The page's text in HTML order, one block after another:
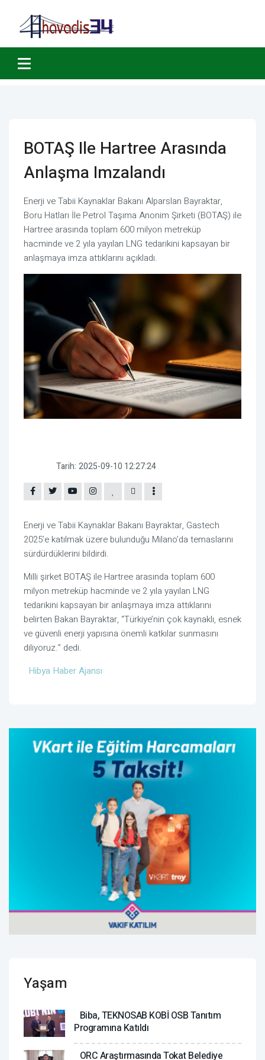
BOTAŞ Ile Hartree Arasında
Anlaşma Imzalandı
Enerji ve Tabii Kaynaklar Bakanı Alparslan Bayraktar,
Boru Hatları İle Petrol Taşıma Anonim Şirketi (BOTAŞ) ile
Hartree arasında toplam 600 milyon metreküp
hacminde ve 2 yıla yayılan LNG tedarikini kapsayan bir
anlaşmaya imza attıklarını açıkladı.
Tarih: 2025-09-10 12:27:24
Enerji ve Tabii Kaynaklar Bakanı Bayraktar, Gastech
2025’e katılmak üzere bulunduğu Milano’da temaslarını
sürdürdüklerini bildirdi.
Milli şirket BOTAŞ ile Hartree arasında toplam 600
milyon metreküp hacminde ve 2 yıla yayılan LNG
tedarikini kapsayan bir anlaşmaya imza attıklarını
belirten Bakan Bayraktar, “Türkiye’nin çok kaynaklı, esnek
ve güvenli enerji yapısına önemli katkılar sunmasını
diliyoruz.” dedi.
Hibya Haber Ajansı
Yaşam
Biba, TEKNOSAB KOBİ OSB Tanıtım
Programına Katıldı
ORC Araştırmasında Tokat Belediye